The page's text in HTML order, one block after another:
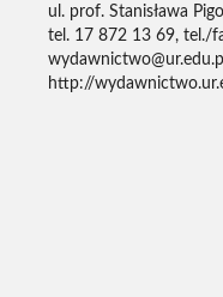
ul. prof. Stanisława
tel. 17 872 13 69, tel./
wydawnictwo@ur.edu.pl
http://